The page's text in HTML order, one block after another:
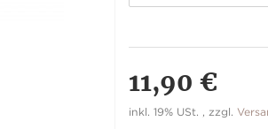
11,90 €
inkl. 19% USt. , zzgl.